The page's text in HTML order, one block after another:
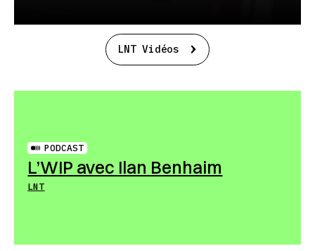
LNT Vidéos
PODCAST
L’WIP avec Ilan Benhaim
LNT